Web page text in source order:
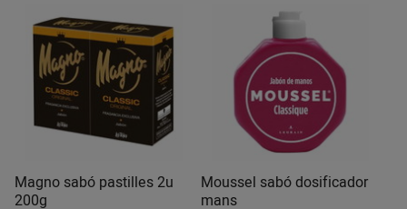
Magno sabó pastilles 2u
200g
Moussel sabó dosificador
mans